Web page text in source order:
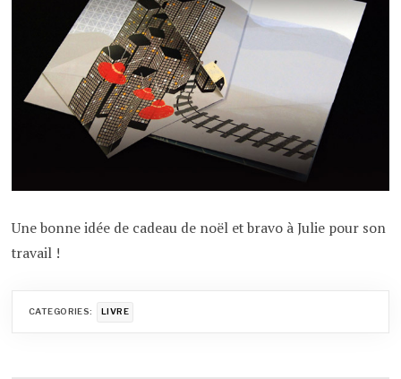
Une bonne idée de cadeau de noël et bravo à Julie pour son
travail !
CATEGORIES: LIVRE